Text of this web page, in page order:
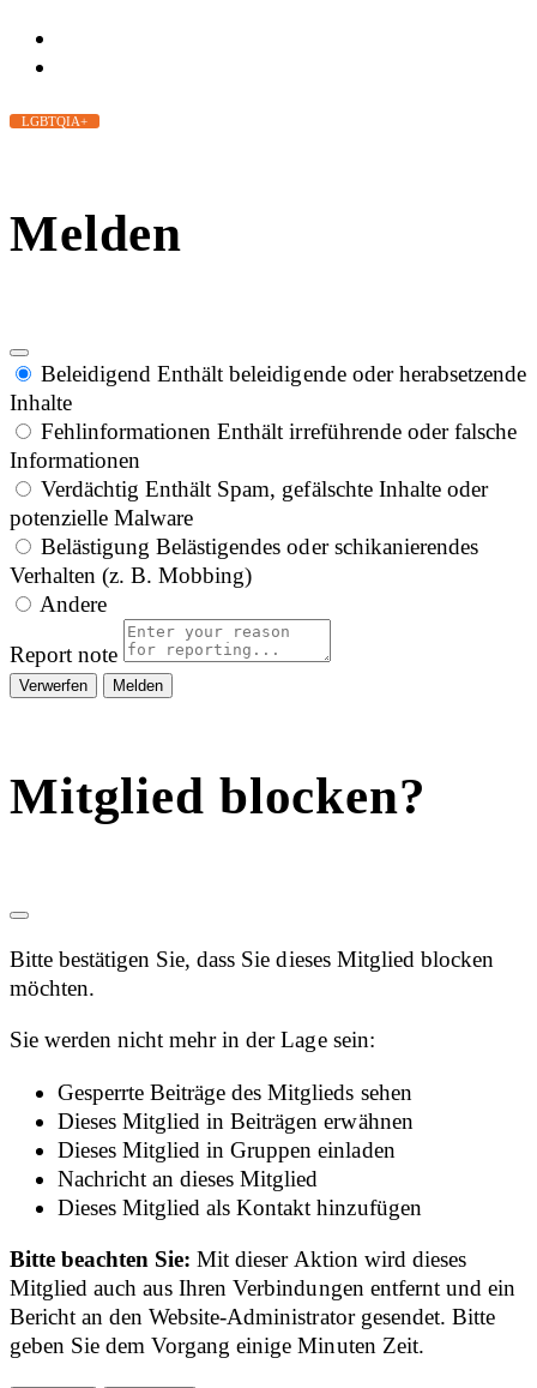
LGBTQIA+
Melden
Beleidigend Enthält beleidigende oder herabsetzende
Inhalte
Fehlinformationen Enthält irreführende oder falsche
Informationen
Verdächtig Enthält Spam, gefälschte Inhalte oder
potenzielle Malware
Belästigung Belästigendes oder schikanierendes
Verhalten (z. B. Mobbing)
Andere
Report note
Melden
Mitglied blocken?
Bitte bestätigen Sie, dass Sie dieses Mitglied blocken
möchten.
Sie werden nicht mehr in der Lage sein:
Gesperrte Beiträge des Mitglieds sehen
Dieses Mitglied in Beiträgen erwähnen
Dieses Mitglied in Gruppen einladen
Nachricht an dieses Mitglied
Dieses Mitglied als Kontakt hinzufügen
Bitte beachten Sie:Mit dieser Aktion wird dieses
Mitglied auch aus Ihren Verbindungen entfernt und ein
Bericht an den Website-Administrator gesendet. Bitte
geben Sie dem Vorgang einige Minuten Zeit.